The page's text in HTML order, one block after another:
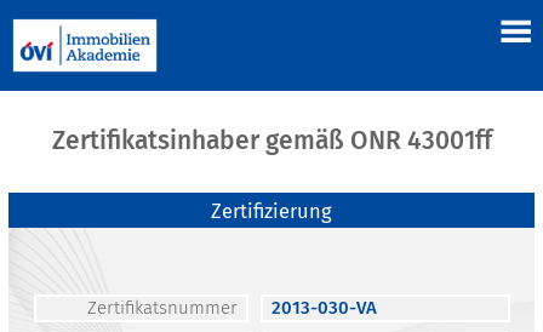
Zertifikatsinhaber gemäß ONR 43001ff
Zertifizierung
Zertifikatsnummer
2013-030-VA